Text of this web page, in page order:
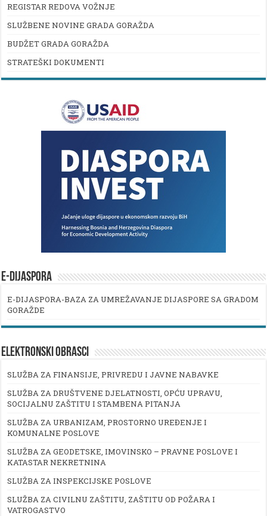
REGISTAR REDOVA VOŽNJE
SLUŽBENE NOVINE GRADA GORAŽDA
BUDŽET GRADA GORAŽDA
STRATEŠKI DOKUMENTI
E-DIJASPORA
E-DIJASPORA-BAZA ZA UMREŽAVANJE DIJASPORE SA GRADOM
GORAŽDE
ELEKTRONSKI OBRASCI
SLUŽBA ZA FINANSIJE, PRIVREDU I JAVNE NABAVKE
SLUŽBA ZA DRUŠTVENE DJELATNOSTI, OPĆU UPRAVU,
SOCIJALNU ZAŠTITU I STAMBENA PITANJA
SLUŽBA ZA URBANIZAM, PROSTORNO UREĐENJE I
KOMUNALNE POSLOVE
SLUŽBA ZA GEODETSKE, IMOVINSKO – PRAVNE POSLOVE I
KATASTAR NEKRETNINA
SLUŽBA ZA INSPEKCIJSKE POSLOVE
SLUŽBA ZA CIVILNU ZAŠTITU, ZAŠTITU OD POŽARA I
VATROGASTVO